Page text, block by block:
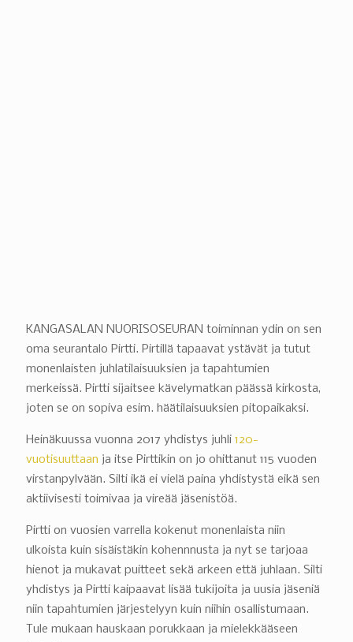
KANGASALAN NUORISOSEURAN toiminnan ydin on sen
oma seurantalo Pirtti. Pirtillä tapaavat ystävät ja tutut
monenlaisten juhlatilaisuuksien ja tapahtumien
merkeissä. Pirtti sijaitsee kävelymatkan päässä kirkosta,
joten se on sopiva esim. häätilaisuuksien pitopaikaksi.
Heinäkuussa vuonna 2017 yhdistys juhli 120-
vuotisuuttaan ja itse Pirttikin on jo ohittanut 115 vuoden
virstanpylvään. Silti ikä ei vielä paina yhdistystä eikä sen
aktiivisesti toimivaa ja vireää jäsenistöä.
Pirtti on vuosien varrella kokenut monenlaista niin
ulkoista kuin sisäistäkin kohennnusta ja nyt se tarjoaa
hienot ja mukavat puitteet sekä arkeen että juhlaan. Silti
yhdistys ja Pirtti kaipaavat lisää tukijoita ja uusia jäseniä
niin tapahtumien järjestelyyn kuin niihin osallistumaan.
Tule mukaan hauskaan porukkaan ja mielekkääseen